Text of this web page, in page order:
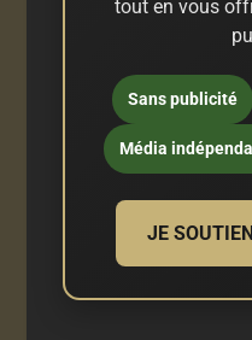
tout en vous
Sans publicité
Média
JE